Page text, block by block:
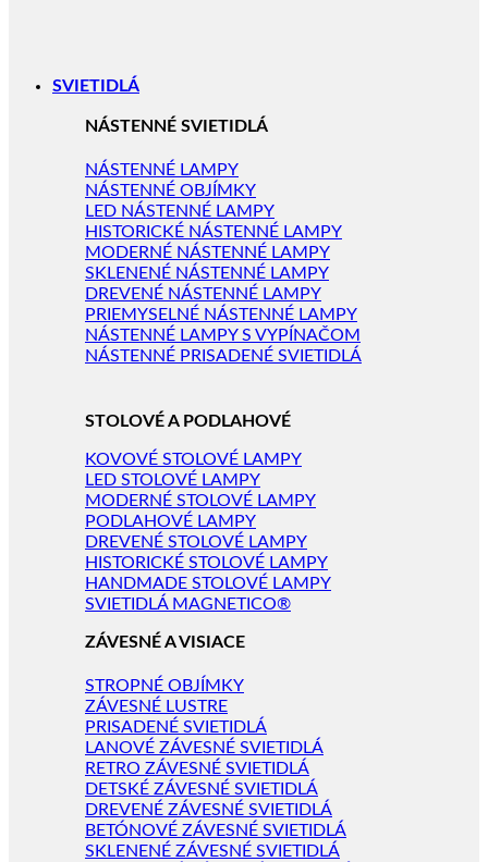
SVIETIDLÁ
NÁSTENNÉ SVIETIDLÁ
NÁSTENNÉ LAMPY
NÁSTENNÉ OBJÍMKY
LED NÁSTENNÉ LAMPY
HISTORICKÉ NÁSTENNÉ LAMPY
MODERNÉ NÁSTENNÉ LAMPY
SKLENENÉ NÁSTENNÉ LAMPY
DREVENÉ NÁSTENNÉ LAMPY
PRIEMYSELNÉ NÁSTENNÉ LAMPY
NÁSTENNÉ LAMPY S VYPÍNAČOM
NÁSTENNÉ PRISADENÉ SVIETIDLÁ
STOLOVÉ A PODLAHOVÉ
KOVOVÉ STOLOVÉ LAMPY
LED STOLOVÉ LAMPY
MODERNÉ STOLOVÉ LAMPY
PODLAHOVÉ LAMPY
DREVENÉ STOLOVÉ LAMPY
HISTORICKÉ STOLOVÉ LAMPY
HANDMADE STOLOVÉ LAMPY
SVIETIDLÁ MAGNETICO®
ZÁVESNÉ A VISIACE
STROPNÉ OBJÍMKY
ZÁVESNÉ LUSTRE
PRISADENÉ SVIETIDLÁ
LANOVÉ ZÁVESNÉ SVIETIDLÁ
RETRO ZÁVESNÉ SVIETIDLÁ
DETSKÉ ZÁVESNÉ SVIETIDLÁ
DREVENÉ ZÁVESNÉ SVIETIDLÁ
BETÓNOVÉ ZÁVESNÉ SVIETIDLÁ
SKLENENÉ ZÁVESNÉ SVIETIDLÁ